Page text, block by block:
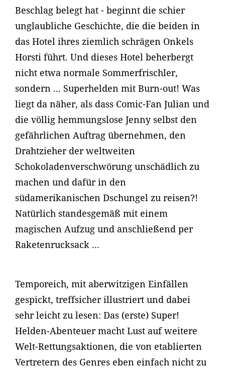
Beschlag belegt hat - beginnt die schier
unglaubliche Geschichte, die die beiden in
das Hotel ihres ziemlich schrägen Onkels
Horsti führt. Und dieses Hotel beherbergt
nicht etwa normale Sommerfrischler,
sondern ... Superhelden mit Burn-out! Was
liegt da näher, als dass Comic-Fan Julian und
die völlig hemmungslose Jenny selbst den
gefährlichen Auftrag übernehmen, den
Drahtzieher der weltweiten
Schokoladenverschwörung unschädlich zu
machen und dafür in den
südamerikanischen Dschungel zu reisen?!
Natürlich standesgemäß mit einem
magischen Aufzug und anschließend per
Raketenrucksack ...
Temporeich, mit aberwitzigen Einfällen
gespickt, treffsicher illustriert und dabei
sehr leicht zu lesen: Das (erste) Super!
Helden-Abenteuer macht Lust auf weitere
Welt-Rettungsaktionen, die von etablierten
Vertretern des Genres eben einfach nicht zu